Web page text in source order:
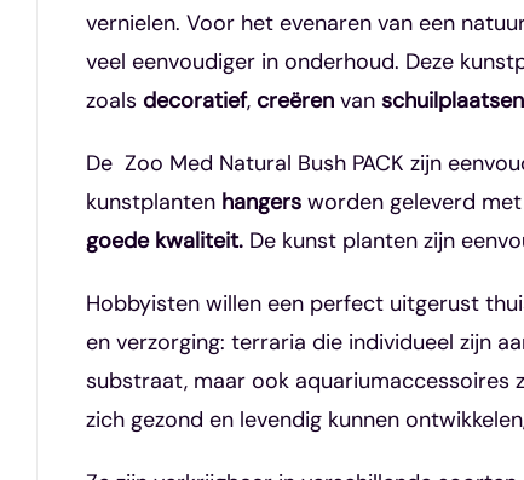
vernielen. Voor het evenaren van een
veel eenvoudiger in onderhoud. Deze
zoals decoratief, creërenvan schuilplaatsen
De Zoo Med Natural Bush PACK zijn
kunstplanten hangersworden geleverd
goede kwaliteit.De kunst planten zijn
Hobbyisten willen een perfect uitgerust
en verzorging: terraria die individueel zijn
substraat, maar ook aquariumaccessoires
zich gezond en levendig kunnen